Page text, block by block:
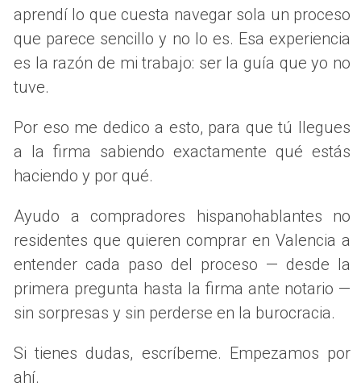
Ruzafa se ha convertido en uno de los barrios más de
moda en Valencia, atrayendo tanto a jóvenes
profesionales como a familias. Este barrio, conocido por
proporciona un escenario vibrante y dinámico. Las familias
que eligen Ruzafa disfrutan de un acceso maravilloso a
parques, mercados locales y actividades culturales que se
centro de la ciudad facilita el desplazamiento a diversas
zonas comerciales y educativas, haciendo de este barrio
una opción ventajosa para aquellos que buscan un
equilibrio entre la vida urbana y las comodidades
necesarias para criar niños.
Por qué elegir Ruzafa
aprendí lo que cuesta navegar sola un proceso
que parece sencillo y no lo es. Esa experiencia
es la razón de mi trabajo: ser la guía que yo no
tuve.
Por eso me dedico a esto, para que tú llegues
a la firma sabiendo exactamente qué estás
haciendo y por qué.
Ayudo a compradores hispanohablantes no
residentes que quieren comprar en Valencia a
entender cada paso del proceso — desde la
primera pregunta hasta la firma ante notario —
sin sorpresas y sin perderse en la burocracia.
Si tienes dudas, escríbeme. Empezamos por
ahí.